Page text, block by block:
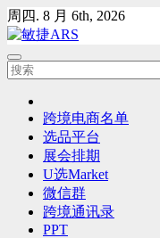
Skip
to
content
周四. 8 月 6th, 2026
跨境电商名单
选品平台
展会排期
U选Market
微信群
跨境通讯录
PPT